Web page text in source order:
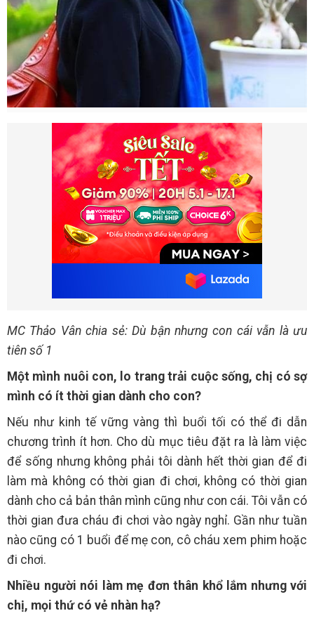
MC Thảo Vân chia sẻ: Dù bận nhưng con cái vẫn là ưu
tiên số 1
Một mình nuôi con, lo trang trải cuộc sống, chị có sợ
mình có ít thời gian dành cho con?
Nếu như kinh tế vững vàng thì buổi tối có thể đi dẫn
chương trình ít hơn. Cho dù mục tiêu đặt ra là làm việc
để sống nhưng không phải tôi dành hết thời gian để đi
làm mà không có thời gian đi chơi, không có thời gian
dành cho cả bản thân mình cũng như con cái. Tôi vẫn có
thời gian đưa cháu đi chơi vào ngày nghỉ. Gần như tuần
nào cũng có 1 buổi để mẹ con, cô cháu xem phim hoặc
đi chơi.
Nhiều người nói làm mẹ đơn thân khổ lắm nhưng với
chị, mọi thứ có vẻ nhàn hạ?